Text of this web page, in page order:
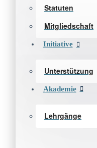
Statuten
Mitgliedschaft
Initiative
Unterstützung
Akademie
Lehrgänge